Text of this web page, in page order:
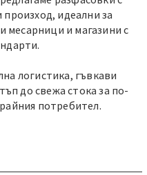
идеални за
месарници и магазини с
логистика, гъвкави
до свежа стока за по-
потребител.